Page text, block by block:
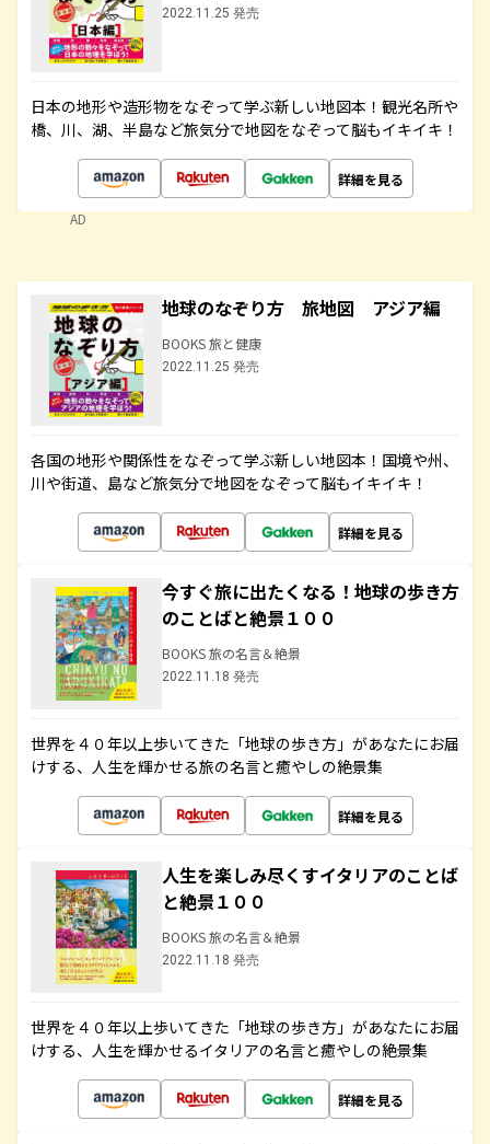
2022.11.25 発売
日本の地形や造形物をなぞって学ぶ新しい地図本！観光名所や
橋、川、湖、半島など旅気分で地図をなぞって脳もイキイキ！
詳細を見る
AD
地球のなぞり方 旅地図 アジア編
BOOKS 旅と健康
2022.11.25 発売
各国の地形や関係性をなぞって学ぶ新しい地図本！国境や州、
川や街道、島など旅気分で地図をなぞって脳もイキイキ！
詳細を見る
今すぐ旅に出たくなる！地球の歩き方
のことばと絶景１００
BOOKS 旅の名言＆絶景
2022.11.18 発売
世界を４０年以上歩いてきた「地球の歩き方」があなたにお届
けする、人生を輝かせる旅の名言と癒やしの絶景集
詳細を見る
人生を楽しみ尽くすイタリアのことば
と絶景１００
BOOKS 旅の名言＆絶景
2022.11.18 発売
世界を４０年以上歩いてきた「地球の歩き方」があなたにお届
けする、人生を輝かせるイタリアの名言と癒やしの絶景集
詳細を見る